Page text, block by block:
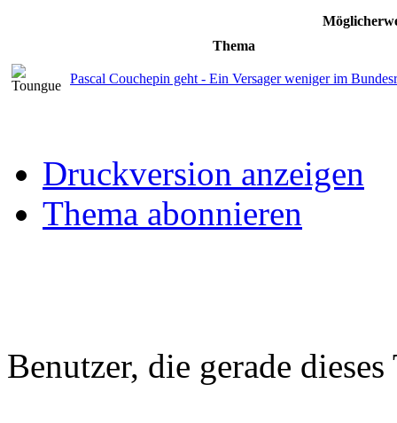
Thema
Pascal Couchepin geht - Ein Versager weniger im
Druckversion anzeigen
Thema abonnieren
Benutzer, die gerade